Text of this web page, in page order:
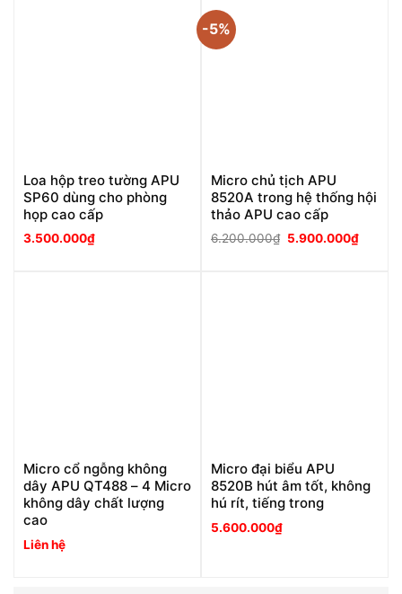
Loa hộp treo tường APU
SP60 dùng cho phòng
họp cao cấp
3.500.000₫
-5%
Micro chủ tịch APU
8520A trong hệ thống hội
thảo APU cao cấp
6.200.000₫ Giá
5.900.000₫Giá
Micro cổ ngỗng không
dây APU QT488 – 4 Micro
không dây chất lượng
cao
Liên hệ
Micro đại biểu APU
8520B hút âm tốt, không
hú rít, tiếng trong
5.600.000₫